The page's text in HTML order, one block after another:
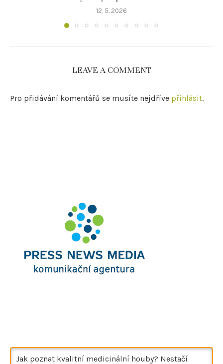
12. 5. 2026
LEAVE A COMMENT
Pro přidávání komentářů se musíte nejdříve přihlásit.
Jak poznat kvalitní medicinální houby? Nestačí